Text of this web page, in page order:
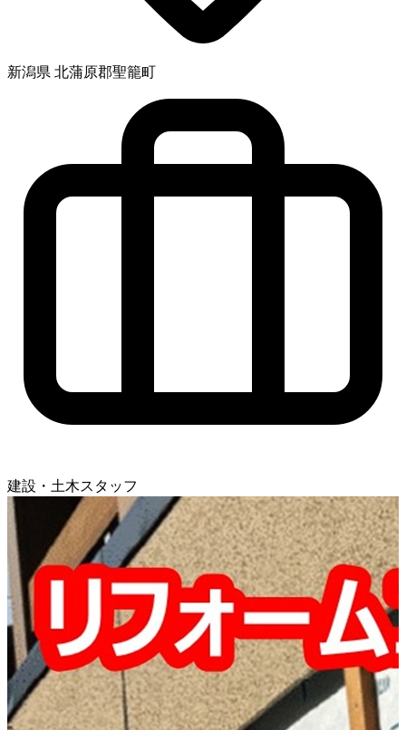
新潟県 北蒲原郡聖籠町
建設・土木スタッフ